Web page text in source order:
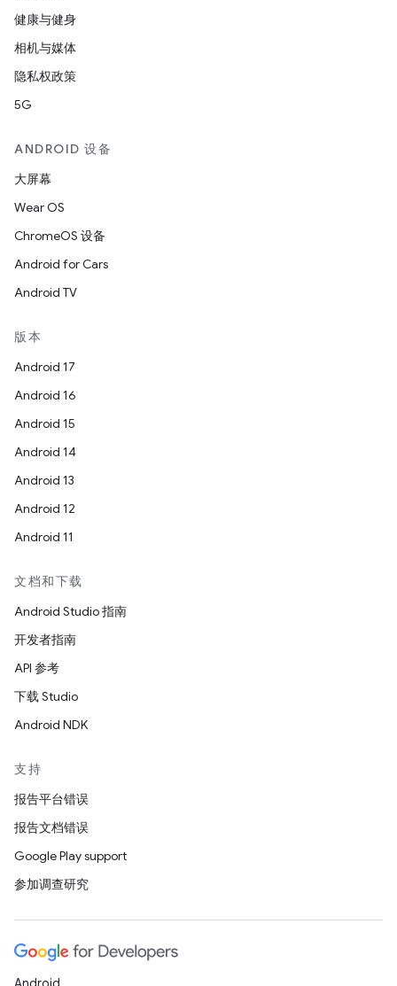
健康与健身
相机与媒体
隐私权政策
5G
ANDROID 设备
大屏幕
Wear OS
ChromeOS 设备
Android for Cars
Android TV
版本
Android 17
Android 16
Android 15
Android 14
Android 13
Android 12
Android 11
文档和下载
Android Studio 指南
开发者指南
API 参考
下载 Studio
Android NDK
支持
报告平台错误
报告文档错误
Google Play support
参加调查研究